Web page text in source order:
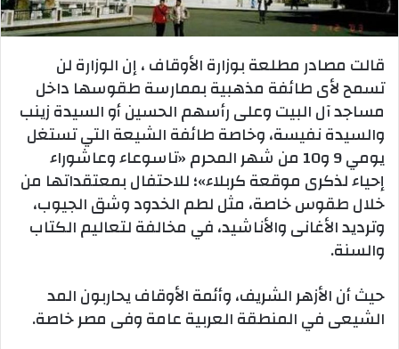
قالت مصادر مطلعة بوزارة الأوقاف ، إن الوزارة لن
تسمح لأى طائفة مذهبية بممارسة طقوسها داخل
مساجد آل البيت وعلى رأسهم الحسين أو السيدة زينب
والسيدة نفيسة، وخاصة طائفة الشيعة التي تستغل
يومي 9 و10 من شهر المحرم «تاسوعاء وعاشوراء
إحياء لذكرى موقعة كربلاء»؛ للاحتفال بمعتقداتها من
خلال طقوس خاصة، مثل لطم الخدود وشق الجيوب،
وترديد الأغانى والأناشيد، في مخالفة لتعاليم الكتاب
والسنة.
حيث أن الأزهر الشريف، وأئمة الأوقاف يحاربون المد
الشيعى في المنطقة العربية عامة وفى مصر خاصة.